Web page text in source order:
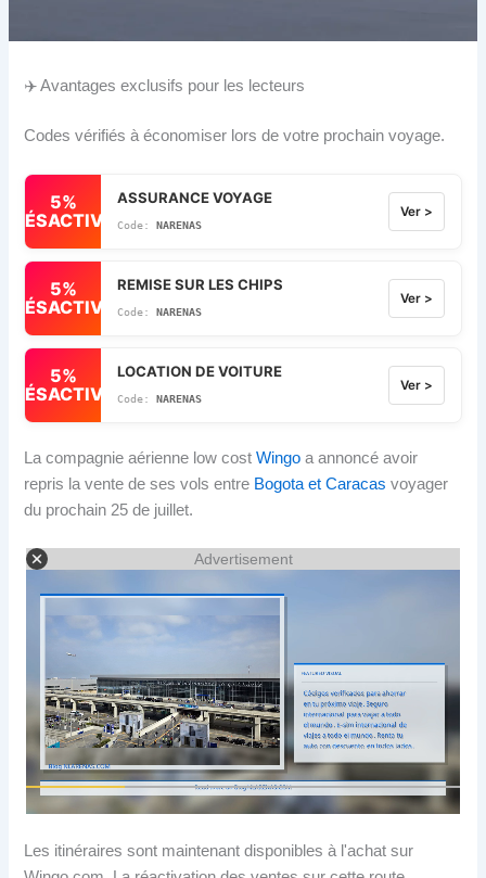
✈️ Avantages exclusifs pour les lecteurs
Codes vérifiés à économiser lors de votre prochain voyage.
5%
DÉSACTIVÉ
ASSURANCE VOYAGE
NARENAS
Ver >
5%
DÉSACTIVÉ
REMISE SUR LES CHIPS
NARENAS
Ver >
5%
DÉSACTIVÉ
LOCATION DE VOITURE
NARENAS
Ver >
La compagnie aérienne low costWingo a annoncé avoir
repris la vente de ses vols entre Bogota et Caracas voyager
du prochain 25 de juillet.
Advertisement
Les itinéraires sont maintenant disponibles à l'achat sur